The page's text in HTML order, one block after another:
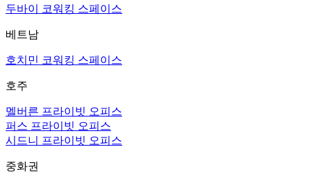
두바이 코워킹 스페이스
베트남
호치민 코워킹 스페이스
호주
멜버른 프라이빗 오피스
퍼스 프라이빗 오피스
시드니 프라이빗 오피스
중화권